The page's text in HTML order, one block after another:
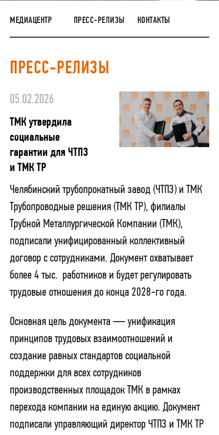
НАШИ ЛЮДИ
ОКРУЖАЮЩАЯ СРЕДА
ТМЦ И НЕПРОФИЛЬНАЯ ПРОДУКЦИЯ
МЕДИАЦЕНТР ПРЕСС-РЕЛИЗЫ КОНТАКТЫ
ПРЕСС-РЕЛИЗЫ
05.02.2026
ТМК утвердила
социальные
гарантии для ЧТПЗ
и ТМК ТР
Челябинский трубопрокатный завод (ЧТПЗ) и ТМК
Трубопроводные решения (ТМК ТР), филиалы
Трубной Металлургической Компании (ТМК),
подписали унифицированный коллективный
договор с сотрудниками. Документ охватывает
более 4 тыс. работников и будет регулировать
трудовые отношения до конца 2028-го года.
Основная цель документа — унификация
принципов трудовых взаимоотношений и
создание равных стандартов социальной
поддержки для всех сотрудников
производственных площадок ТМК в рамках
перехода компании на единую акцию. Документ
подписали управляющий директор ЧТПЗ и ТМК ТР